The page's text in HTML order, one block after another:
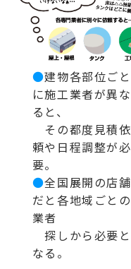
●建物各部位ごと
に施工業者が異な
ると、
その都度見積依
頼や日程調整が必
要。
●全国展開の店舗
だと各地域ごとの
業者
探しから必要と
なる。